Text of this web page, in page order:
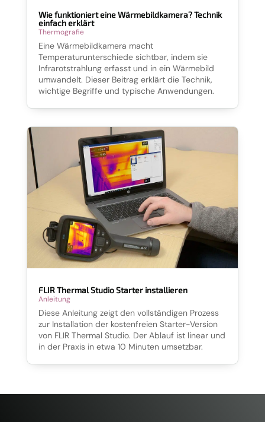
Wie funktioniert eine Wärmebildkamera? Technik
einfach erklärt
Thermografie
Eine Wärmebildkamera macht
Temperaturunterschiede sichtbar, indem sie
Infrarotstrahlung erfasst und in ein Wärmebild
umwandelt. Dieser Beitrag erklärt die Technik,
wichtige Begriffe und typische Anwendungen.
FLIR Thermal Studio Starter installieren
Anleitung
Diese Anleitung zeigt den vollständigen Prozess
zur Installation der kostenfreien Starter-Version
von FLIR Thermal Studio. Der Ablauf ist linear und
in der Praxis in etwa 10 Minuten umsetzbar.